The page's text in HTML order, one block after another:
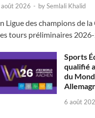
2026 - bySemlali Khalid
Ligue des champions de
tours préliminaires 2026-
Sports
qualifié
du
6 août